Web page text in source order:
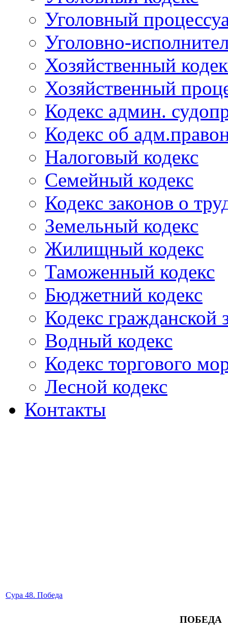
Уголовный
Уголовно-
Хозяйственный
Хозяйственный
Кодекс админ.
Кодекс об
Налоговый кодекс
Семейный кодекс
Кодекс законов о
Земельный кодекс
Жилищный кодекс
Таможенный кодекс
Бюджетний кодекс
Кодекс гражданской
Водный кодекс
Кодекс торгового
Лесной кодекс
Контакты
Сура 48. Победа
ПОБЕДА